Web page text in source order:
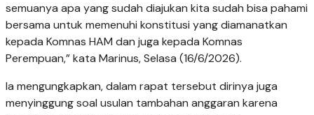
semuanya apa yang sudah diajukan kita sudah bisa pahami
bersama untuk memenuhi konstitusi yang diamanatkan
kepada Komnas HAM dan juga kepada Komnas
Perempuan,” kata Marinus, Selasa (16/6/2026).
Ia mengungkapkan, dalam rapat tersebut dirinya juga
menyinggung soal usulan tambahan anggaran karena